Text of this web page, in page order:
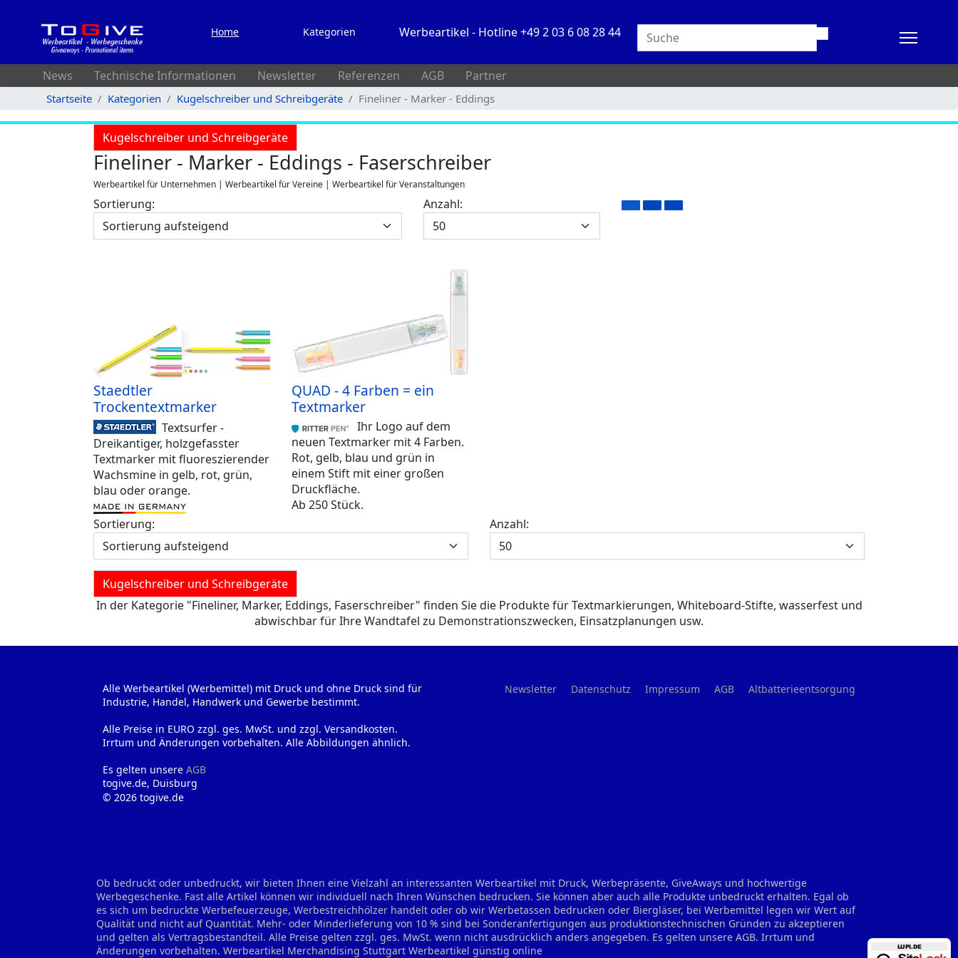
Home Kategorien Werbeartikel - Hotline +49 2 03 6 08 28 44
News Technische Informationen Newsletter Referenzen AGB Partner
Startseite Kategorien Kugelschreiber und Schreibgeräte Fineliner - Marker - Eddings
Kugelschreiber und Schreibgeräte
Fineliner - Marker - Eddings - Faserschreiber
Werbeartikel für Unternehmen | Werbeartikel für Vereine | Werbeartikel für Veranstaltungen
Sortierung: Anzahl:
Staedtler
Trockentextmarker
Textsurfer -
Dreikantiger, holzgefasster
Textmarker mit fluoreszierender
Wachsmine in gelb, rot, grün,
blau oder orange.
QUAD - 4 Farben = ein
Textmarker
Ihr Logo auf dem
neuen Textmarker mit 4 Farben.
Rot, gelb, blau und grün in
einem Stift mit einer großen
Druckfläche.
Ab 250 Stück.
Sortierung:
Anzahl:
Kugelschreiber und Schreibgeräte
In der Kategorie "Fineliner, Marker, Eddings, Faserschreiber" finden Sie die Produkte für Textmarkierungen, Whiteboard-Stifte, wasserfest und
abwischbar für Ihre Wandtafel zu Demonstrationszwecken, Einsatzplanungen usw.
Alle Werbeartikel (Werbemittel) mit Druck und ohne Druck sind für
Industrie, Handel, Handwerk und Gewerbe bestimmt.
Alle Preise in EURO zzgl. ges. MwSt. und zzgl. Versandkosten.
Irrtum und Änderungen vorbehalten. Alle Abbildungen ähnlich.
Es gelten unsere AGB
togive.de, Duisburg
© 2026 togive.de
Newsletter Datenschutz Impressum AGB Altbatterieentsorgung
Ob bedruckt oder unbedruckt, wir bieten Ihnen eine Vielzahl an interessanten Werbeartikel mit Druck, Werbepräsente, GiveAways und hochwertige
Werbegeschenke. Fast alle Artikel können wir individuell nach Ihren Wünschen bedrucken. Sie können aber auch alle Produkte unbedruckt erhalten. Egal ob
es sich um bedruckte Werbefeuerzeuge, Werbestreichhölzer handelt oder ob wir Werbetassen bedrucken oder Biergläser, bei Werbemittel legen wir Wert auf
Qualität und nicht auf Quantität. Mehr- oder Minderlieferung von 10 % sind bei Sonderanfertigungen aus produktionstechnischen Gründen zu akzeptieren
und gelten als Vertragsbestandteil. Alle Preise gelten zzgl. ges. MwSt. wenn nicht ausdrücklich anders angegeben. Es gelten unsere AGB. Irrtum und
Änderungen vorbehalten. Werbeartikel Merchandising Stuttgart Werbeartikel günstig online